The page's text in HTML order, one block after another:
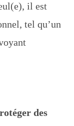
il est
tel qu’un
des